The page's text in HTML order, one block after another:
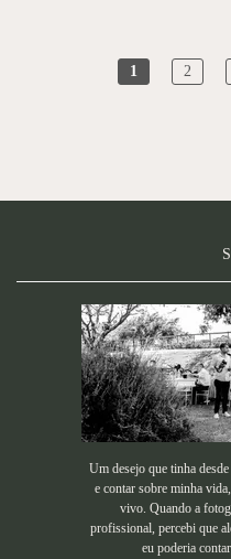
1 2
Um desejo que tinha
e contar sobre minha
vivo. Quando a
profissional, percebi que
eu poderia